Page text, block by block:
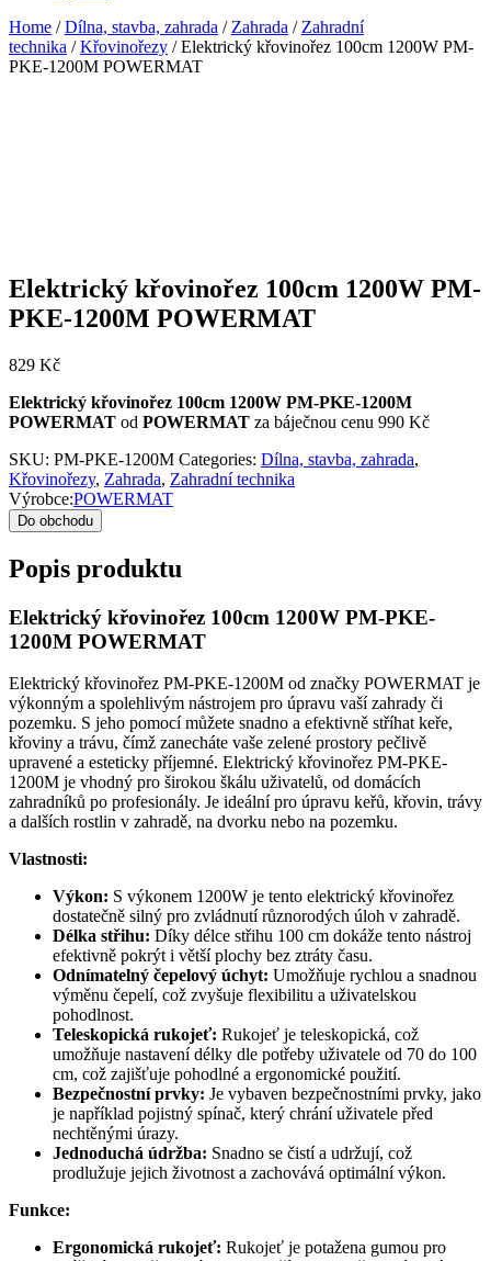
Home /Dílna, stavba, zahrada / Zahrada / Zahradní
technika /Křovinořezy / Elektrický křovinořez 100cm 1200W PM-
PKE-1200M POWERMAT
Elektrický křovinořez 100cm 1200W PM-
PKE-1200M POWERMAT
829 Kč
Elektrický křovinořez 100cm 1200W PM-PKE-1200M
POWERMAT od POWERMAT za báječnou cenu 990 Kč
SKU: PM-PKE-1200M Categories: Dílna, stavba, zahrada,
Křovinořezy, Zahrada, Zahradní technika
Výrobce:POWERMAT
Do obchodu
Popis produktu
Elektrický křovinořez 100cm 1200W PM-PKE-
1200M POWERMAT
Elektrický křovinořez PM-PKE-1200M od značky POWERMAT je
výkonným a spolehlivým nástrojem pro úpravu vaší zahrady či
pozemku. S jeho pomocí můžete snadno a efektivně stříhat keře,
křoviny a trávu, čímž zanecháte vaše zelené prostory pečlivě
upravené a esteticky příjemné. Elektrický křovinořez PM-PKE-
1200M je vhodný pro širokou škálu uživatelů, od domácích
zahradníků po profesionály. Je ideální pro úpravu keřů, křovin, trávy
a dalších rostlin v zahradě, na dvorku nebo na pozemku.
Vlastnosti:
Výkon: S výkonem 1200W je tento elektrický křovinořez
dostatečně silný pro zvládnutí různorodých úloh v zahradě.
Délka střihu: Díky délce střihu 100 cm dokáže tento nástroj
efektivně pokrýt i větší plochy bez ztráty času.
Odnímatelný čepelový úchyt: Umožňuje rychlou a snadnou
výměnu čepelí, což zvyšuje flexibilitu a uživatelskou
pohodlnost.
Teleskopická rukojeť: Rukojeť je teleskopická, což
umožňuje nastavení délky dle potřeby uživatele od 70 do 100
cm, což zajišťuje pohodlné a ergonomické použití.
Bezpečnostní prvky: Je vybaven bezpečnostními prvky, jako
je například pojistný spínač, který chrání uživatele před
nechtěnými úrazy.
Jednoduchá údržba: Snadno se čistí a udržují, což
prodlužuje jejich životnost a zachovává optimální výkon.
Funkce:
Ergonomická rukojeť: Rukojeť je potažena gumou pro